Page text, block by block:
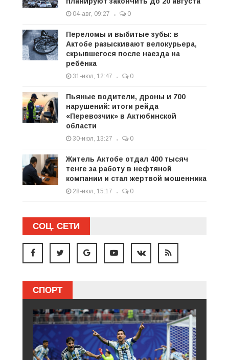
04-авг, 09:27 0
Переломы и выбитые зубы: в
Актобе разыскивают велокурьера,
скрывшегося после наезда на
ребёнка
31-июл, 12:47 0
Пьяные водители, дроны и 700
нарушений: итоги рейда
«Перевозчик» в Актюбинской
области
30-июл, 13:27 0
Житель Актобе отдал 400 тысяч
тенге за работу в нефтяной
компании и стал жертвой мошенника
28-июл, 15:17 0
СОЦ. СЕТИ
СПОРТ